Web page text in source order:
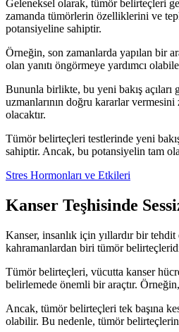
Geleneksel olarak, tümör belirteçleri
zamanda tümörlerin özelliklerini ve
potansiyeline sahiptir.
Örneğin, son zamanlarda yapılan bir
olan yanıtı öngörmeye yardımcı
Bununla birlikte, bu yeni bakış
uzmanlarının doğru kararlar
olacaktır.
Tümör belirteçleri testlerinde yeni
sahiptir. Ancak, bu potansiyelin tam
Stres Hormonları ve Etkileri
Kanser Teşhisinde
Kanser, insanlık için yıllardır bir
kahramanlardan biri tümör
Tümör belirteçleri, vücutta kanser
belirlemede önemli bir araçtır.
Ancak, tümör belirteçleri tek başına
olabilir. Bu nedenle, tümör